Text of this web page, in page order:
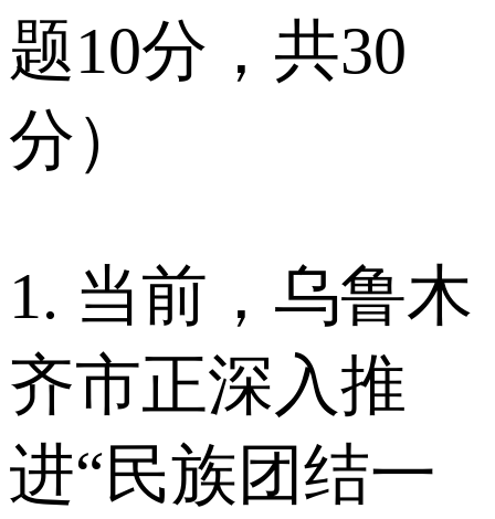
题10分，共30
分）
1. 当前，乌鲁木
齐市正深入推
进“民族团结一